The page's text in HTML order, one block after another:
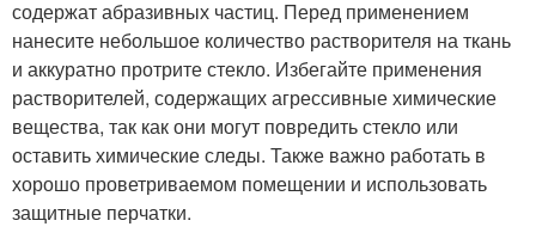
содержат абразивных частиц. Перед применением
нанесите небольшое количество растворителя на ткань
и аккуратно протрите стекло. Избегайте применения
растворителей, содержащих агрессивные химические
вещества, так как они могут повредить стекло или
оставить химические следы. Также важно работать в
хорошо проветриваемом помещении и использовать
защитные перчатки.